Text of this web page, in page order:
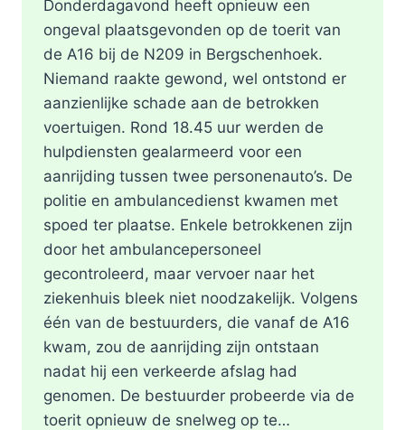
Donderdagavond heeft opnieuw een
ongeval plaatsgevonden op de toerit van
de A16 bij de N209 in Bergschenhoek.
Niemand raakte gewond, wel ontstond er
aanzienlijke schade aan de betrokken
voertuigen. Rond 18.45 uur werden de
hulpdiensten gealarmeerd voor een
aanrijding tussen twee personenauto’s. De
politie en ambulancedienst kwamen met
spoed ter plaatse. Enkele betrokkenen zijn
door het ambulancepersoneel
gecontroleerd, maar vervoer naar het
ziekenhuis bleek niet noodzakelijk. Volgens
één van de bestuurders, die vanaf de A16
kwam, zou de aanrijding zijn ontstaan
nadat hij een verkeerde afslag had
genomen. De bestuurder probeerde via de
toerit opnieuw de snelweg op te…